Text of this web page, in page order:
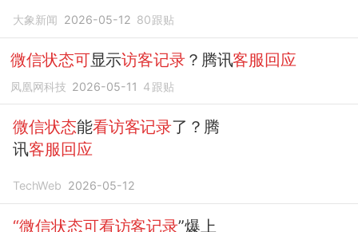
大象新闻 2026-05-12 80跟贴
微信状态可显示访客记录？腾讯客服回应
凤凰网科技 2026-05-11 4 跟贴
微信状态能看访客记录了？腾
讯客服回应
TechWeb 2026-05-12
“微信状态可看访客记录”爆上